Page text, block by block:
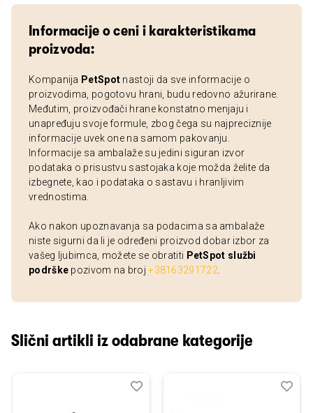
Informacije o ceni i karakteristikama
proizvoda:
Kompanija PetSpot nastoji da sve informacije o
proizvodima, pogotovu hrani, budu redovno ažurirane.
Međutim, proizvođači hrane konstatno menjaju i
unapređuju svoje formule, zbog čega su najpreciznije
informacije uvek one na samom pakovanju.
Informacije sa ambalaže su jedini siguran izvor
podataka o prisustvu sastojaka koje možda želite da
izbegnete, kao i podataka o sastavu i hranljivim
vrednostima.
Ako nakon upoznavanja sa podacima sa ambalaže
niste sigurni da li je određeni proizvod dobar izbor za
vašeg ljubimca, možete se obratiti PetSpot službi
podrške pozivom na broj+38163291722
Slični artikli iz odabrane kategorije
Dodaj
Uporedi